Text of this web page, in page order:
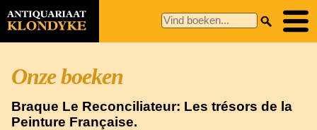
Onze boeken
Braque Le Reconciliateur: Les trésors de la
Peinture Française.